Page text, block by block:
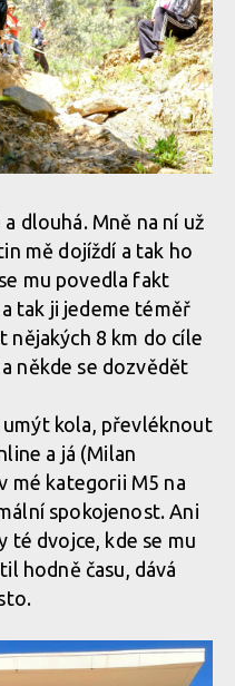
dlouhá. Mně na ní už
mě dojíždí a tak ho
mu povedla fakt
tak ji jedeme téměř
nějakých 8 km do cíle
někde se dozvědět
umýt kola, převléknout
a já (Milan
mé kategorii M5 na
spokojenost. Ani
té dvojce, kde se mu
hodně času, dává